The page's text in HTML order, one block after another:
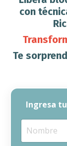
con
Te
Ingresa